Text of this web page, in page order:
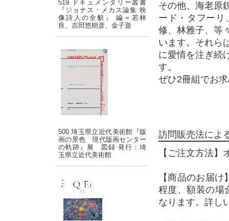
519 ドキュメンタリー叢書
『ジョナス・メカス論集 映
像詩人の全貌』 編＝若林
良、吉田悠樹彦、金子遊
500 埼玉県立近代美術館『版
画の景色 現代版画センター
の軌跡』展 図録 発行：埼
玉県立近代美術館
その他、海老原
ード・タフーリ
修、林雅子、等
います。それら
に愛情を注ぎ続
す。
ぜひ2冊組でお
訪問販売法によ
【ご注文方法
【商品のお届
程度、額装の場
なります。詳し